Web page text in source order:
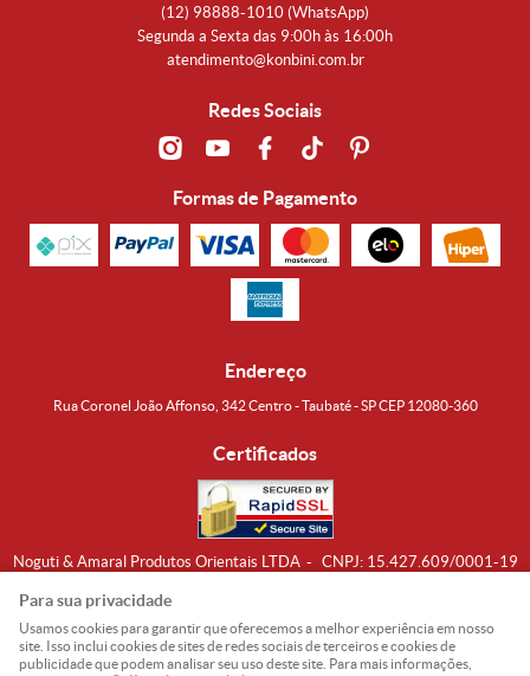
(12) 98888-1010 (WhatsApp)
Segunda a Sexta das 9:00h às 16:00h
atendimento@konbini.com.br
Redes Sociais
Formas de Pagamento
Endereço
Rua Coronel João Affonso, 342 Centro - Taubaté - SP CEP 12080-360
Certificados
Noguti & Amaral Produtos Orientais LTDA CNPJ: 15.427.609/0001-19
Para sua privacidade
Usamos cookies para garantir que oferecemos a melhor experiência em nosso
site. Isso inclui cookies de sites de redes sociais de terceiros e cookies de
publicidade que podem analisar seu uso deste site. Para mais informações,